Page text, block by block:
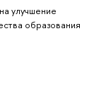
улучшение
образования